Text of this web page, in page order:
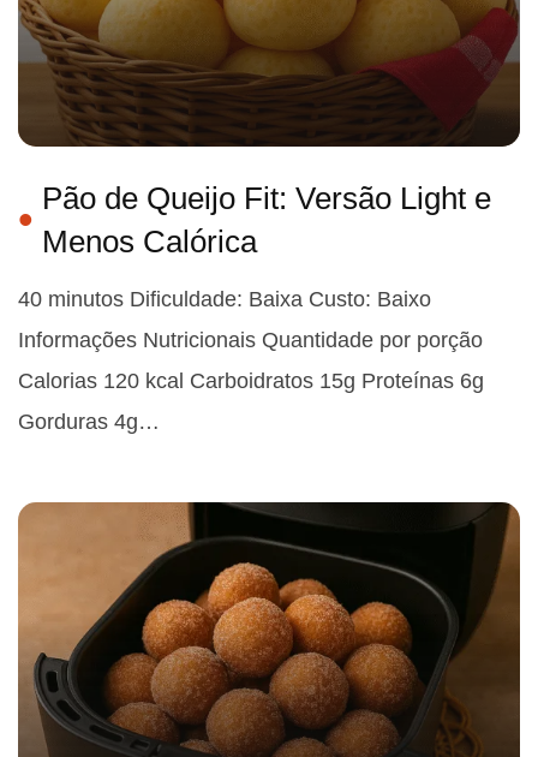
Pão de Queijo Fit: Versão Light e
Menos Calórica
40 minutos Dificuldade: Baixa Custo: Baixo
Informações Nutricionais Quantidade por porção
Calorias 120 kcal Carboidratos 15g Proteínas 6g
Gorduras 4g…